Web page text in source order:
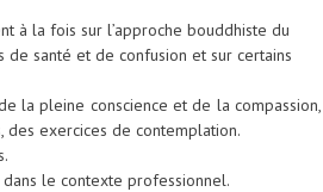
à la fois sur l’approche bouddhiste du
de santé et de confusion et sur certains
la pleine conscience et de la compassion,
des exercices de contemplation.
le contexte professionnel.